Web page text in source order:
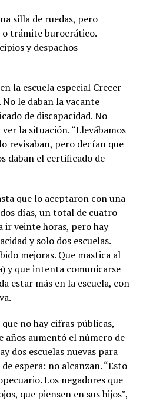
silla de ruedas, pero
trámite burocrático.
y despachos
la escuela especial Crecer
No le daban la vacante
de discapacidad. No
la situación. “Llevábamos
revisaban, pero decían que
daban el certificado de
que lo aceptaron con una
días, un total de cuatro
ir veinte horas, pero hay
y solo dos escuelas.
mejoras. Que mastica al
y que intenta comunicarse
estar más en la escuela, con
no hay cifras públicas,
años aumentó el número de
dos escuelas nuevas para
espera: no alcanzan. “Esto
Los negadores que
que piensen en sus hijos”,